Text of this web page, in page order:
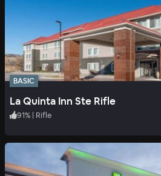
BASIC
La Quinta Inn Ste Rifle
91% | Rifle